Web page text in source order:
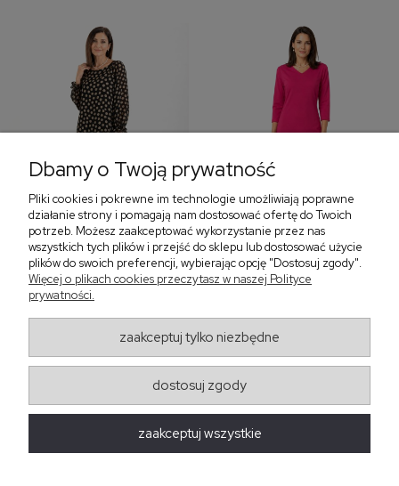
Sukienka z falbaną i
bufiastym rękawem w
405,30 zł
Sukienka z dekoltem w
299,00 zł
‹
Regulaminy
Obsługa zamówień
Dbamy o Twoją prywatność
Pliki cookies i pokrewne im technologie umożliwiają poprawne
działanie strony i pomagają nam dostosować ofertę do Twoich
potrzeb. Możesz zaakceptować wykorzystanie przez nas
wszystkich tych plików i przejść do sklepu lub dostosować użycie
plików do swoich preferencji, wybierając opcję "Dostosuj zgody".
Więcej o plikach cookies przeczytasz w naszej Polityce
prywatności.
zaakceptuj tylko niezbędne
dostosuj zgody
zaakceptuj wszystkie